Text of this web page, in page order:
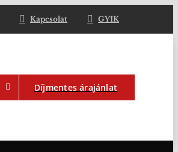
Kapcsolat GYIK
Díjmentes árajánlat